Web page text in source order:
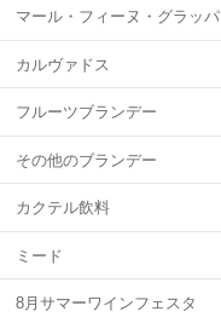
マール・フィーヌ・グラッパ
カルヴァドス
フルーツブランデー
その他のブランデー
カクテル飲料
ミード
8月サマーワインフェスタ